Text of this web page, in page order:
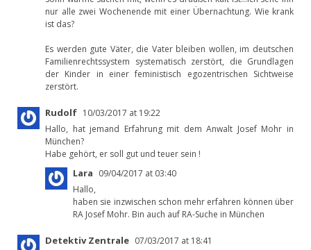
nur alle zwei Wochenende mit einer Übernachtung. Wie krank
ist das?
Es werden gute Väter, die Vater bleiben wollen, im deutschen
Familienrechtssystem systematisch zerstört, die Grundlagen
der Kinder in einer feministisch egozentrischen Sichtweise
zerstört.
Rudolf 10/03/2017 at 19:22
Hallo, hat jemand Erfahrung mit dem Anwalt Josef Mohr in
München?
Habe gehört, er soll gut und teuer sein !
Lara 09/04/2017 at 03:40
Hallo,
haben sie inzwischen schon mehr erfahren können über
RA Josef Mohr. Bin auch auf RA-Suche in München
Detektiv Zentrale 07/03/2017 at 18:41